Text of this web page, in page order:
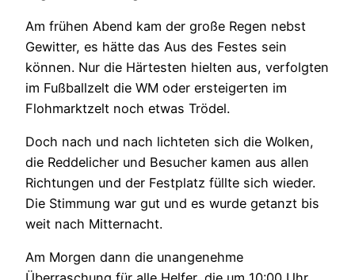
Am frühen Abend kam der große Regen nebst
Gewitter, es hätte das Aus des Festes sein
können. Nur die Härtesten hielten aus, verfolgten
im Fußballzelt die WM oder ersteigerten im
Flohmarktzelt noch etwas Trödel.
Doch nach und nach lichteten sich die Wolken,
die Reddelicher und Besucher kamen aus allen
Richtungen und der Festplatz füllte sich wieder.
Die Stimmung war gut und es wurde getanzt bis
weit nach Mitternacht.
Am Morgen dann die unangenehme